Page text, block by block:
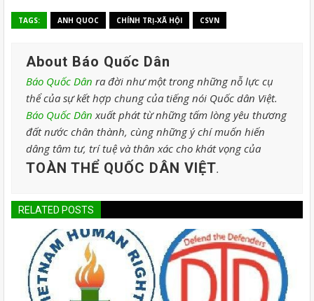
TAGS: ANH QUOC CHÍNH TRỊ-XÃ HỘI CSVN
About Báo Quốc Dân
Báo Quốc Dân ra đời như một trong những nỗ lực cụ
thể của sự kết hợp chung của tiếng nói Quốc dân Việt.
Báo Quốc Dân xuất phát từ những tấm lòng yêu thương
đất nước chân thành, cùng những ý chí muốn hiến
dâng tâm tư, trí tuệ và thân xác cho khát vọng của
TOÀN THỂ QUỐC DÂN VIỆT.
RELATED POSTS